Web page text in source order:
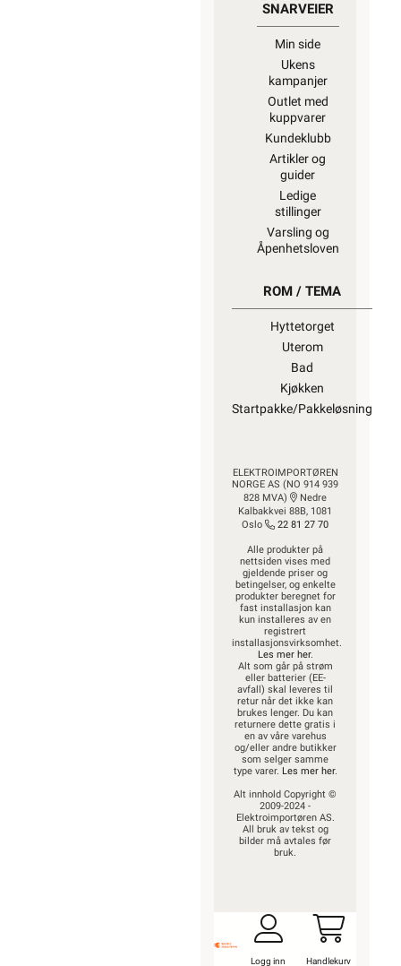
SNARVEIER
Min side
Ukens
kampanjer
Outlet med
kuppvarer
Kundeklubb
Artikler og
guider
Ledige
stillinger
Varsling og
Åpenhetsloven
ROM / TEMA
Hyttetorget
Uterom
Bad
Kjøkken
Startpakke/Pakkeløsning
ELEKTROIMPORTØREN
NORGE AS (NO 914 939
828 MVA)
Nedre
Kalbakkvei 88B, 1081
Oslo
22 81 27 70
Alle produkter på
nettsiden vises med
gjeldende priser og
betingelser, og enkelte
produkter beregnet for
fast installasjon kan
kun installeres av en
registrert
installasjonsvirksomhet.
Les mer her.
Alt som går på strøm
eller batterier (EE-
avfall) skal leveres til
retur når det ikke kan
brukes lenger. Du kan
returnere dette gratis i
en av våre varehus
og/eller andre butikker
som selger samme
type varer. Les mer her.
Alt innhold Copyright ©
2009-2024 -
Elektroimportøren AS.
All bruk av tekst og
bilder må avtales før
bruk.
Logg inn Handlekurv